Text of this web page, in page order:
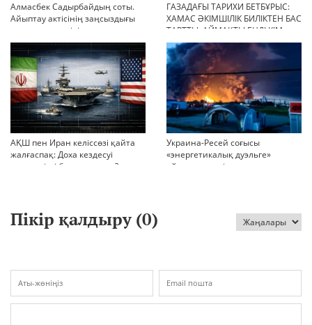
Алмасбек Садырбайдың соты.
Айыптау актісінің заңсыздығы
мен қолдан өсірілген
миллиондар
ГАЗАДАҒЫ ТАРИХИ БЕТБҰРЫС:
ХАМАС ӘКІМШІЛІК БИЛІКТЕН БАС
ТАРТТЫ. АЙМАҚТЫ ЕНДІ КІМ
БАСҚАРАДЫ?
АҚШ пен Иран келіссөзі қайта
жалғаспақ: Доха кездесуі
шиеленісті бәсеңдете ме?
Украина-Ресей соғысы
«энергетикалық дуэльге»
айналып кетті
Пікір қалдыру (0)